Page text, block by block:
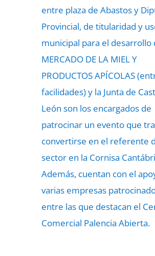
entre plaza de Abastos y
Provincial, de titularidad y
municipal para el desarrollo
MERCADO DE LA MIEL Y
PRODUCTOS APÍCOLAS
facilidades) y la Junta de
León son los encargados de
patrocinar un evento que
convertirse en el referente
sector en la Cornisa
Además, cuentan con el
varias empresas
entre las que destacan el
Comercial Palencia Abierta.